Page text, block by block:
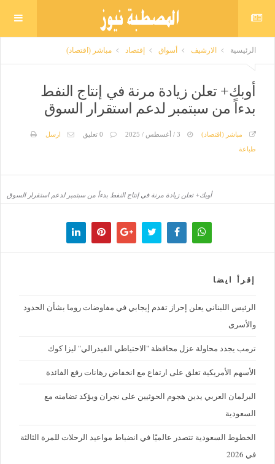
الرئيسية الارشيف أسواق إقتصاد مباشر (اقتصاد)
أوبك+ تعلن زيادة مرنة في إنتاج النفط
بدءاً من سبتمبر لدعم استقرار السوق
مباشر (اقتصاد) 0 تعليق
ارسل
طباعة
أوبك+ تعلن زيادة مرنة في إنتاج النفط بدءاً من سبتمبر لدعم استقرار السوق
إقرأ ايضا
الرئيس اللبناني يعلن إحراز تقدم إيجابي في مفاوضات روما بشأن الحدود
والأسرى
ترمب يجدد محاولة عزل محافظة "الاحتياطي الفيدرالي" ليزا كوك
الأسهم الأمريكية تغلق على ارتفاع مع انخفاض رهانات رفع الفائدة
البرلمان العربي يدين هجوم الحوثيين على نجران ويؤكد تضامنه مع
السعودية
الخطوط السعودية تتصدر عالميًا في انضباط مواعيد الرحلات للمرة الثالثة
في 2026